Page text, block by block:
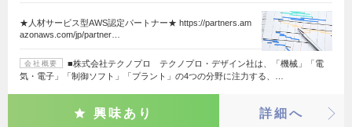
★人材サービス型AWS認定パートナー★ https://partners.am
azonaws.com/jp/partner…
会社概要
■株式会社テクノプロ テクノプロ・デザイン社は、「機械」「電
気・電子」「制御ソフト」「プラント」の4つの分野に注力する、…
興味あり 詳細へ